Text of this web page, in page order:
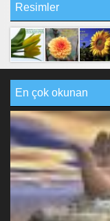
Resimler
En çok okunan